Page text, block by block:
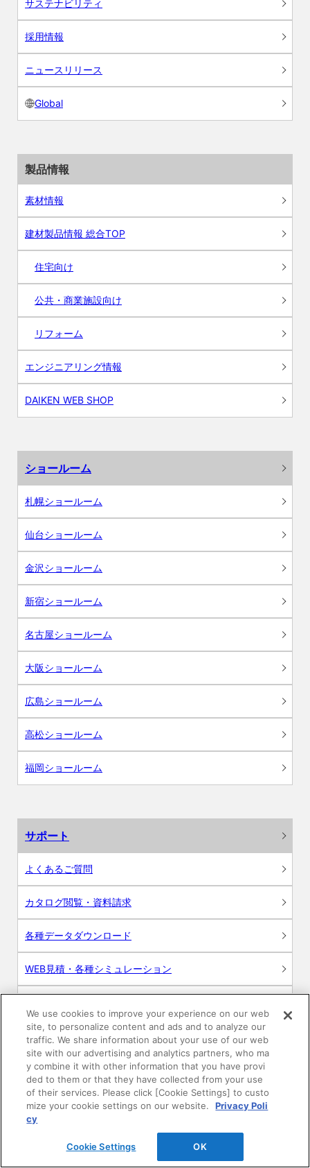
サステナビリティ
採用情報
ニュースリリース
Global
製品情報
素材情報
建材製品情報 総合TOP
住宅向け
公共・商業施設向け
リフォーム
エンジニアリング情報
DAIKEN WEB SHOP
ショールーム
札幌ショールーム
仙台ショールーム
金沢ショールーム
新宿ショールーム
名古屋ショールーム
大阪ショールーム
広島ショールーム
高松ショールーム
福岡ショールーム
サポート
よくあるご質問
カタログ閲覧・資料請求
各種データダウンロード
WEB見積・各種シミュレーション
修理・点検
お問い合わせ
ログイン
建築・設計関係者様向けサイト
ユーザー登録サービス
We use cookies to improve your experience on our web
site, to personalize content and ads and to analyze our
traffic. We share information about your use of our web
site with our advertising and analytics partners, who ma
y combine it with other information that you have provi
ded to them or that they have collected from your use
of their services. Please click [Cookie Settings] to custo
mize your cookie settings on our website.
Privacy Poli
cy
Cookie Settings OK